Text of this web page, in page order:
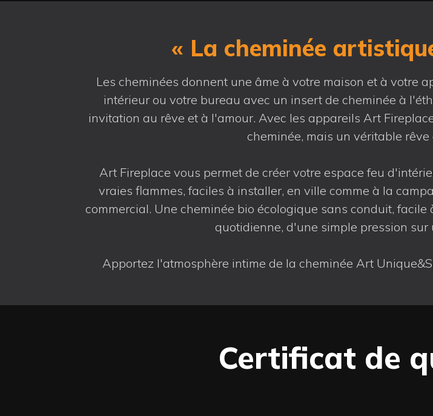
« La cheminée
Les cheminées donnent une âme à votre maison et à votre
intérieur ou votre bureau avec un insert de cheminée à
invitation au rêve et à l'amour. Avec les appareils Art
cheminée, mais un véritable
Art Fireplace vous permet de créer votre espace feu
vraies flammes, faciles à installer, en ville comme à la
commercial. Une cheminée bio écologique sans conduit,
quotidienne, d'une simple pression sur
Apportez l'atmosphère intime de la cheminée Art
Certificat de